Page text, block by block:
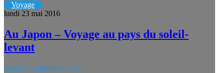
Voyage
lundi 23 mai 2016
Au Japon – Voyage au pays du soleil-
levant
mardi 27 septembre 2011